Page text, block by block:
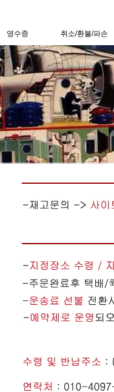
영수증 취소/환불/파손